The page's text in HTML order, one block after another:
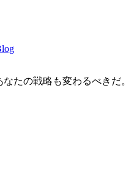
なたの戦略も変わるべきだ。